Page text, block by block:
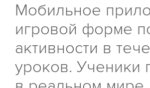
Мобильное
игровой форме
активности в
уроков. Ученики